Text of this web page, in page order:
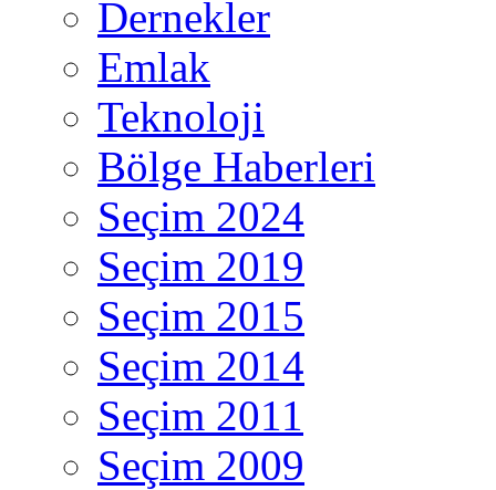
Dernekler
Emlak
Teknoloji
Bölge Haberleri
Seçim 2024
Seçim 2019
Seçim 2015
Seçim 2014
Seçim 2011
Seçim 2009